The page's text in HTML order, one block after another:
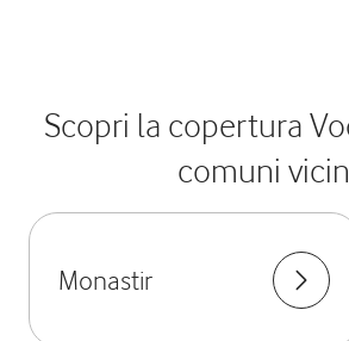
Scopri la copertura
comuni
Monastir